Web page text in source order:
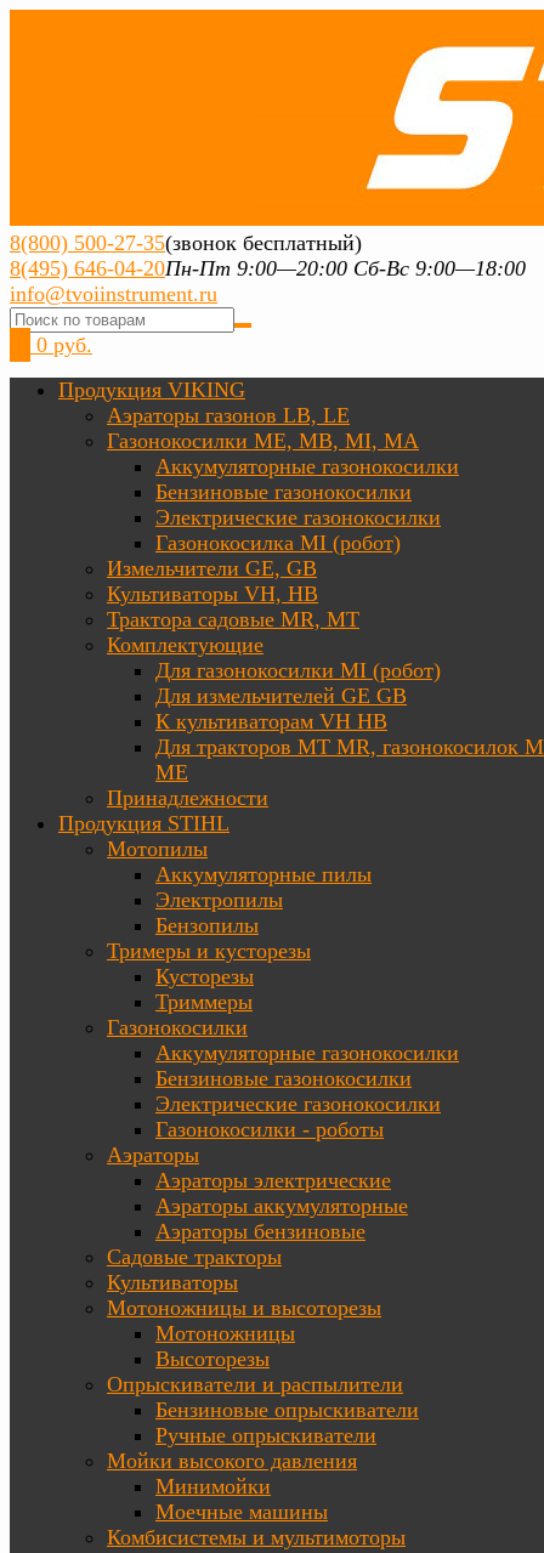
8(800) 500-27-35(звонок бесплатный)
8(495) 646-04-20Пн-Пт 9:00—20:00 Сб-Вс 9:00—18:00
info@tvoiinstrument.ru
0 руб.
Продукция VIKING
Аэраторы газонов LB, LE
Газонокосилки ME, MB, MI, MA
Аккумуляторные газонокосилки
Бензиновые газонокосилки
Электрические газонокосилки
Газонокосилка MI (робот)
Измельчители GE, GB
Культиваторы VH, HB
Трактора садовые MR, MT
Комплектующие
Для газонокосилки MI (робот)
Для измельчителей GE GB
К культиваторам VH HB
Для тракторов МТ MR, газонокосилок
ME
Принадлежности
Продукция STIHL
Мотопилы
Аккумуляторные пилы
Электропилы
Бензопилы
Тримеры и кусторезы
Кусторезы
Триммеры
Газонокосилки
Аккумуляторные газонокосилки
Бензиновые газонокосилки
Электрические газонокосилки
Газонокосилки - роботы
Аэраторы
Аэраторы электрические
Аэраторы аккумуляторные
Аэраторы бензиновые
Садовые тракторы
Культиваторы
Мотоножницы и высоторезы
Мотоножницы
Высоторезы
Опрыскиватели и распылители
Бензиновые опрыскиватели
Ручные опрыскиватели
Мойки высокого давления
Минимойки
Моечные машины
Комбисистемы и мультимоторы